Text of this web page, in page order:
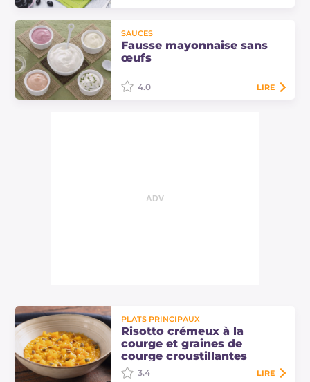
caponata est un plat principal de
poisson très savoureux. Poisson et
légumes se marient à la perfection
SAUCES
Fausse mayonnaise sans
œufs
4.0 LIRE
PLATS PRINCIPAUX
Risotto crémeux à la
courge et graines de
courge croustillantes
3.4 LIRE